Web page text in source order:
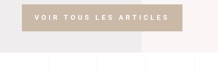
VOIR TOUS LES ARTICLES